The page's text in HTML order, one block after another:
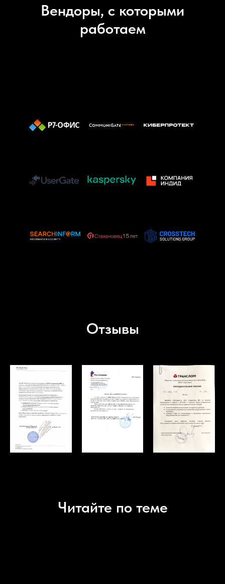
Вендоры, с которыми
работаем
Отзывы
Читайте по теме